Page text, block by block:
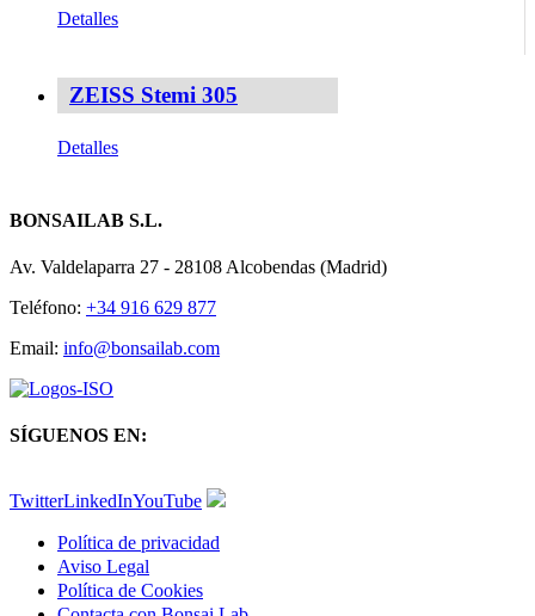
Detalles
ZEISS Stemi 305
Detalles
BONSAILAB S.L.
Av. Valdelaparra 27 - 28108 Alcobendas (Madrid)
Teléfono: +34 916 629 877
Email: info@bonsailab.com
SÍGUENOS EN:
TwitterLinkedInYouTube
Política de privacidad
Aviso Legal
Política de Cookies